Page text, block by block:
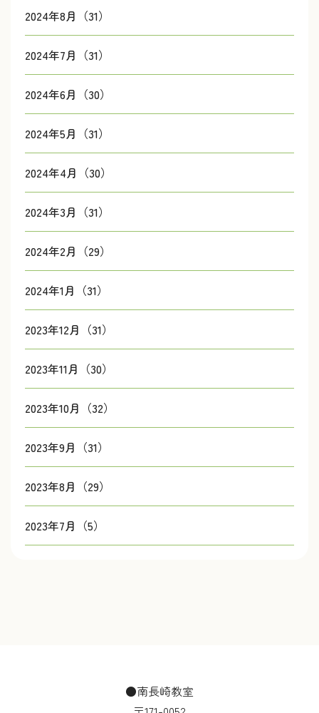
2024年8月（31）
2024年7月（31）
2024年6月（30）
2024年5月（31）
2024年4月（30）
2024年3月（31）
2024年2月（29）
2024年1月（31）
2023年12月（31）
2023年11月（30）
2023年10月（32）
2023年9月（31）
2023年8月（29）
2023年7月（5）
●南長崎教室